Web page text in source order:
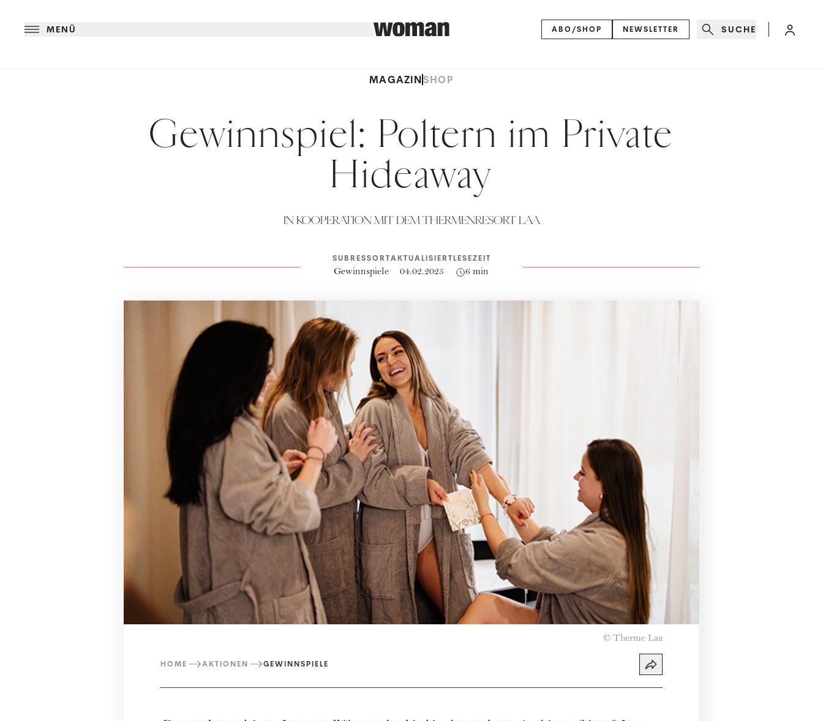
MENÜ ABO/SHOP NEWSLETTER SUCHE
MAGAZINSHOP
Gewinnspiel: Poltern im Private
Hideaway
IN KOOPERATION MIT DEM THERMENRESORT LAA
SUBRESSORT
Gewinnspiele
AKTUALISIERT
04.02.2025
LESEZEIT
6 min
© Therme Laa
HOME AKTIONEN GEWINNSPIELE